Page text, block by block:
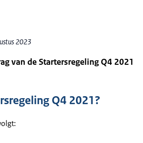
2023
van de Startersregeling Q4 2021
Q4 2021?